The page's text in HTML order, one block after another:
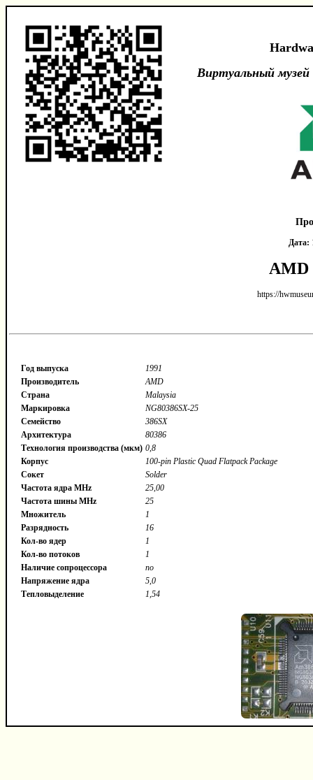
Виртуальный
Дата:
AMD
https://
Год выпуска
1991
Производитель
AMD
Страна
Malaysia
Маркировка
NG80386SX-25
Семейство
386SX
Архитектура
80386
Технология производства (мкм) 0,8
Корпус
100-pin Plastic Quad Flatpack Package
Сокет
Solder
Частота ядра MHz
25,00
Частота шины MHz
25
Множитель
1
Разрядность
16
Кол-во ядер
1
Кол-во потоков
1
Наличие сопроцессора
no
Напряжение ядра
5,0
Тепловыделение
1,54